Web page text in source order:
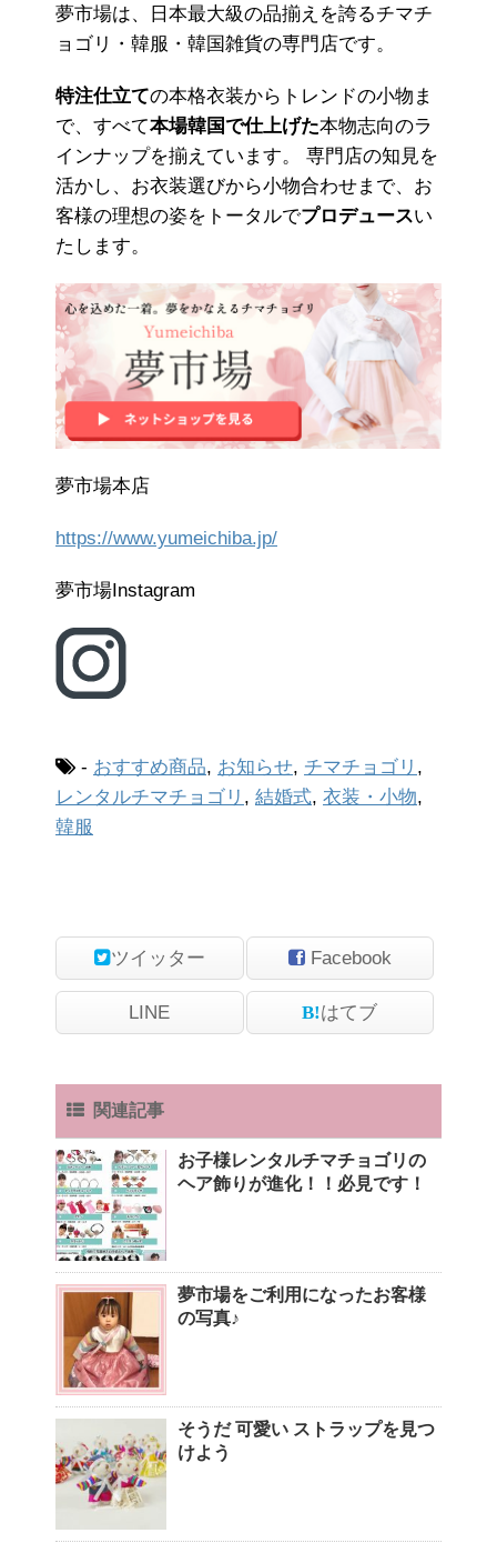
夢市場は、日本最大級の品揃えを誇るチマチ
ョゴリ・韓服・韓国雑貨の専門店です。
特注仕立ての本格衣装からトレンドの小物ま
で、すべて本場韓国で仕上げた本物志向のラ
インナップを揃えています。 専門店の知見を
活かし、お衣装選びから小物合わせまで、お
客様の理想の姿をトータルでプロデュースい
たします。
夢市場本店
https://www.yumeichiba.jp/
夢市場Instagram
- おすすめ商品, お知らせ, チマチョゴリ ,
レンタルチマチョゴリ , 結婚式, 衣装・小物,
韓服
ツイッター Facebook
LINE はてブ
関連記事
お子様レンタルチマチョゴリの
ヘア飾りが進化！！必見です！
夢市場をご利用になったお客様
の写真♪
そうだ 可愛い ストラップを見つ
けよう